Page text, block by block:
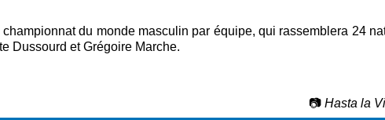
du monde masculin par équipe, qui rassemblera 24
Dussourd et Grégoire Marche.
📷 Hasta la